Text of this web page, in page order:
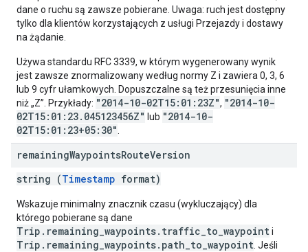
dane o ruchu są zawsze pobierane. Uwaga: ruch jest dostępny
tylko dla klientów korzystających z usługi Przejazdy i dostawy
na żądanie.
Używa standardu RFC 3339, w którym wygenerowany wynik
jest zawsze znormalizowany według normy Z i zawiera 0, 3, 6
lub 9 cyfr ułamkowych. Dopuszczalne są też przesunięcia inne
niż „Z”. Przykłady: "2014-10-02T15:01:23Z", "2014-10-
02T15:01:23.045123456Z" lub "2014-10-
02T15:01:23+05:30"
remainingWaypointsRouteVersion
string (Timestamp format)
Wskazuje minimalny znacznik czasu (wykluczający) dla
którego pobierane są dane
Trip.remaining_waypoints.traffic_to_waypointi
Trip.remaining_waypoints.path_to_waypoint . Jeśli